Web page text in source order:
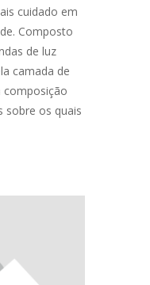
cuidado em
Composto
de luz
camada de
sobre os quais